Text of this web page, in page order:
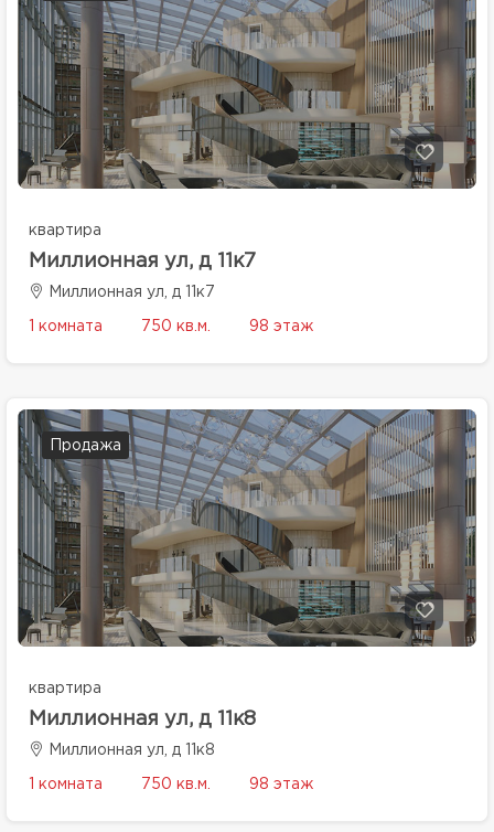
квартира
Миллионная ул, д 11к7
Миллионная ул, д 11к7
1 комната 750 кв.м. 98 этаж
Продажа
квартира
Миллионная ул, д 11к8
Миллионная ул, д 11к8
1 комната 750 кв.м. 98 этаж